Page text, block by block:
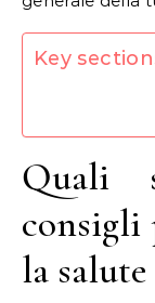
Key
Quali
consigli
la